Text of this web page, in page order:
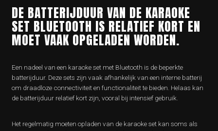
DE BATTERIJDUUR VAN DE KARAOKE
SET BLUETOOTH IS RELATIEF KORT EN
MOET VAAK OPGELADEN WORDEN.
Een nadeel van een karaoke set met Bluetooth is de beperkte
batterijduur. Deze sets zijn vaak afhankelijk van een interne batterij
om draadloze connectiviteit en functionaliteit te bieden. Helaas kan
de batterijduur relatief kort zijn, vooral bij intensief gebruik.
Het regelmatig moeten opladen van de karaoke set kan soms als